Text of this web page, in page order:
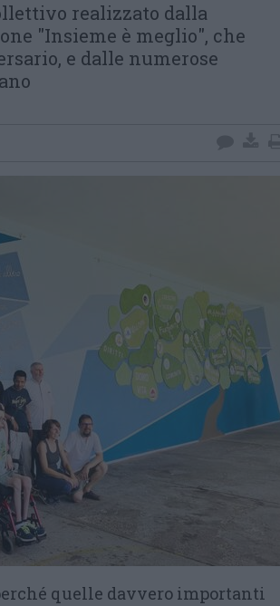
realizzato dalla
"Insieme è meglio", che
e dalle numerose
quelle davvero importanti